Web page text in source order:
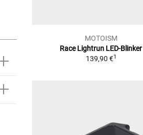
MOTOISM
Race Lightrun LED-Blinker
139,90 €1